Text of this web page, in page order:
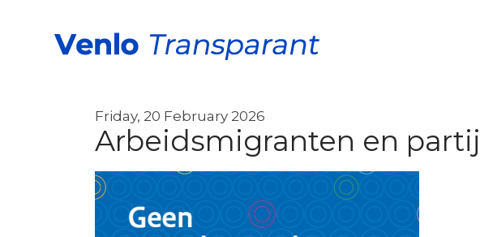
Friday, 20 February 2026
Arbeidsmigranten en